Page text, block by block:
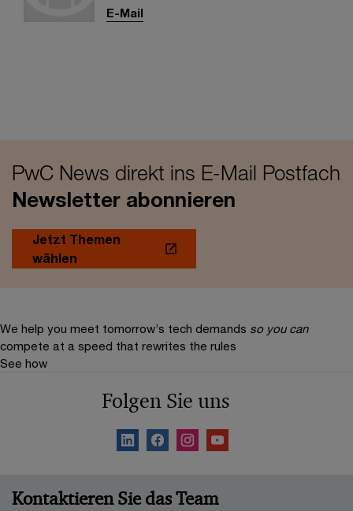
E-Mail
PwC News direkt ins E-Mail Postfach
Newsletter abonnieren
Jetzt Themen
wählen
We help you meet tomorrow’s tech demands so you can
compete at a speed that rewrites the rules
See how
Folgen Sie uns
Kontaktieren Sie das Team